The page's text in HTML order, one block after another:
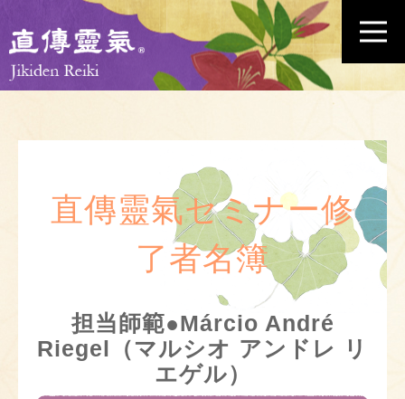
直傳靈氣セミナー修
了者名簿
担当師範●Márcio André
Riegel（マルシオ アンドレ リ
エゲル）